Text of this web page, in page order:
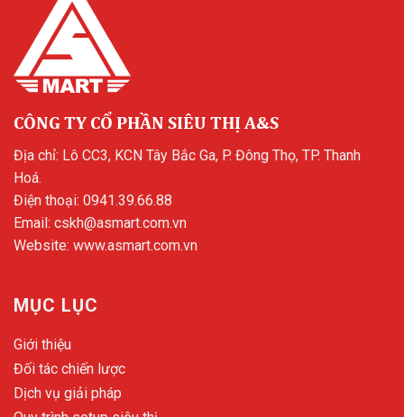
CÔNG TY CỔ PHẦN SIÊU THỊ A&S
Địa chỉ: Lô CC3, KCN Tây Bắc Ga, P. Đông Thọ, TP. Thanh
Hoá.
Điện thoại: 0941.39.66.88
Email: cskh@asmart.com.vn
Website: www.asmart.com.vn
MỤC LỤC
Giới thiệu
Đối tác chiến lược
Dịch vụ giải pháp